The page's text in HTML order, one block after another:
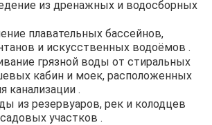
из дренажных и водосборных
плавательных бассейнов,
и искусственных водоёмов .
грязной воды от стиральных
кабин и моек, расположенных
канализации .
из резервуаров, рек и колодцев
участков .